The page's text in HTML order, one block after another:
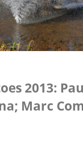
2013:
Marc